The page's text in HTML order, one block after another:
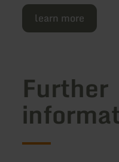
learn more
Further